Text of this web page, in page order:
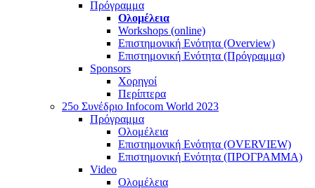
Πρόγραμμα
Ολομέλεια
Workshops (online)
Επιστημονική Ενότητα (Overview)
Επιστημονική Ενότητα (Πρόγραμμα)
Sponsors
Χορηγοί
Περίπτερα
25o Συνέδριο Infocom World 2023
Πρόγραμμα
Ολομέλεια
Επιστημονική Ενότητα (OVERVIEW)
Επιστημονική Ενότητα (ΠΡΟΓΡΑΜΜΑ)
Video
Ολομέλεια